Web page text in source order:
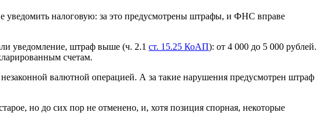
уведомить налоговую: за это предусмотрены штрафы, и ФНС вправе
уведомление, штраф выше (ч. 2.1 ст. 15.25 КоАП): от 4 000 до 5 000 рублей.
счетам.
валютной операцией. А за такие нарушения предусмотрен штраф
но до сих пор не отменено, и, хотя позиция спорная, некоторые